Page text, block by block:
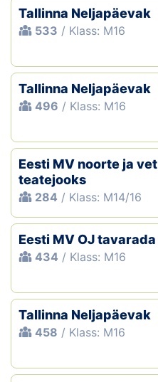
Tallinna Neljapäevak
533 / Klass: M16
Tallinna Neljapäevak
496 / Klass: M16
Eesti MV noorte ja vet
teatejooks
284 / Klass: M14/16
Eesti MV OJ tavarada
434 / Klass: M16
Tallinna Neljapäevak
458 / Klass: M16